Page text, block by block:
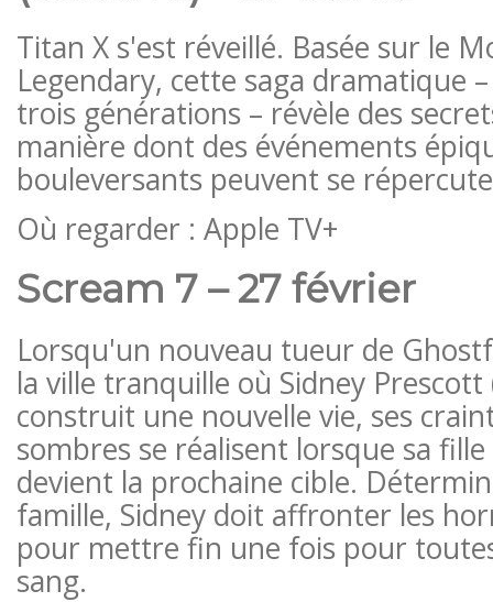
Titan X s'est réveillé. Basée sur le
Legendary, cette saga dramatique
trois générations – révèle des
manière dont des événements
bouleversants peuvent se
Où regarder : Apple TV+
Scream 7 – 27 février
Lorsqu'un nouveau tueur de
la ville tranquille où Sidney Prescott
construit une nouvelle vie, ses
sombres se réalisent lorsque sa
devient la prochaine cible.
famille, Sidney doit affronter les
pour mettre fin une fois pour
sang.